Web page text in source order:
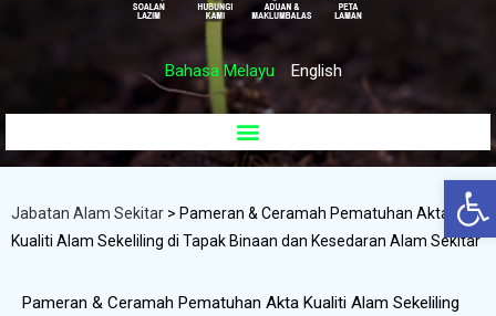
Bahasa Melayu English
Jabatan Alam Sekitar > Pameran & Ceramah Pematuhan Akta
Kualiti Alam Sekeliling di Tapak Binaan dan Kesedaran Alam Sekitar
Pameran & Ceramah Pematuhan Akta Kualiti Alam Sekeliling